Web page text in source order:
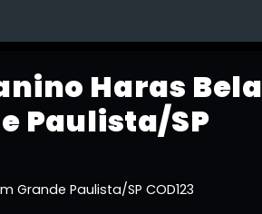
Haras Bela
Paulista/SP
Grande Paulista/SP COD123